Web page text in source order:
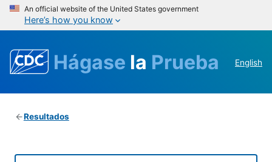
An official website of the United States government
Here’s how you know
Hágase la Prueba English
Resultados